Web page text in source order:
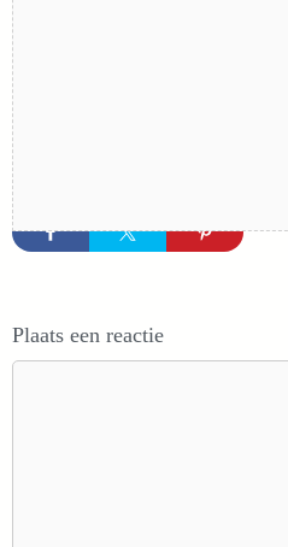
Plaats een reactie